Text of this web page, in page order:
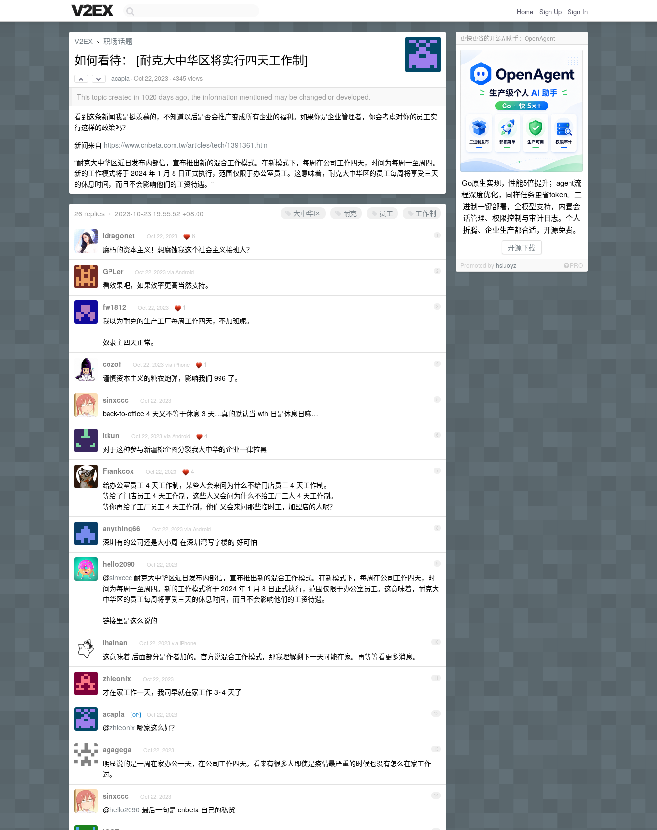
Home Sign Up Sign In
更快更省的开源AI助手：OpenAgent
Go原生实现，性能5倍提升；agent流
程深度优化，同样任务更省token。二
进制一键部署，全模型支持，内置会
话管理、权限控制与审计日志。个人
折腾、企业生产都合适，开源免费。
开源下载
Promoted by hsluoyz PRO
V2EX › 职场话题
如何看待： [耐克大中华区将实行四天工作制]
acapla ·Oct 22, 2023 · 4345 views
This topic created in 1020 days ago, the information mentioned may be changed or developed.
看到这条新闻我是挺羡慕的，不知道以后是否会推广变成所有企业的福利。如果你是企业管理者，你会考虑对你的员工实
行这样的政策吗？
新闻来自 https://www.cnbeta.com.tw/articles/tech/1391361.htm
“耐克大中华区近日发布内部信，宣布推出新的混合工作模式。在新模式下，每周在公司工作四天，时间为每周一至周四。
新的工作模式将于 2024 年 1 月 8 日正式执行，范围仅限于办公室员工。这意味着，耐克大中华区的员工每周将享受三天
的休息时间，而且不会影响他们的工资待遇。”
大中华区 耐克 员工 工作制
26 replies • 2023-10-23 19:55:52 +08:00
1
idragonet Oct 22, 2023 6
腐朽的资本主义！想腐蚀我这个社会主义接班人？
2
GPLer Oct 22, 2023 via Android
看效果吧，如果效率更高当然支持。
3
fw1812 Oct 22, 2023 1
我以为耐克的生产工厂每周工作四天，不加班呢。
奴隶主四天正常。
4
cozof Oct 22, 2023 via iPhone 1
谨慎资本主义的糖衣炮弹，影响我们 996 了。
5
sinxccc Oct 22, 2023
back-to-office 4 天又不等于休息 3 天…真的默认当 wfh 日是休息日嘛…
6
ltkun Oct 22, 2023 via Android 4
对于这种参与新疆棉企图分裂我大中华的企业一律拉黑
7
Frankcox Oct 22, 2023 4
给办公室员工 4 天工作制，某些人会来问为什么不给门店员工 4 天工作制。
等给了门店员工 4 天工作制，这些人又会问为什么不给工厂工人 4 天工作制。
等你再给了工厂员工 4 天工作制，他们又会来问那些临时工，加盟店的人呢？
8
anything66 Oct 22, 2023 via Android
深圳有的公司还是大小周 在深圳湾写字楼的 好可怕
9
hello2090 Oct 22, 2023
@sinxccc 耐克大中华区近日发布内部信，宣布推出新的混合工作模式。在新模式下，每周在公司工作四天，时
间为每周一至周四。新的工作模式将于 2024 年 1 月 8 日正式执行，范围仅限于办公室员工。这意味着，耐克大
中华区的员工每周将享受三天的休息时间，而且不会影响他们的工资待遇。
链接里是这么说的
10
ihainan Oct 22, 2023 via iPhone
这意味着 后面部分是作者加的。官方说混合工作模式，那我理解剩下一天可能在家。再等等看更多消息。
11
zhleonix Oct 22, 2023
才在家工作一天，我司早就在家工作 3~4 天了
12
acapla OP Oct 22, 2023
@zhleonix 哪家这么好？
13
agagega Oct 22, 2023
明显说的是一周在家办公一天，在公司工作四天。看来有很多人即使是疫情最严重的时候也没有怎么在家工作
过。
14
sinxccc Oct 22, 2023
@hello2090 最后一句是 cnbeta 自己的私货